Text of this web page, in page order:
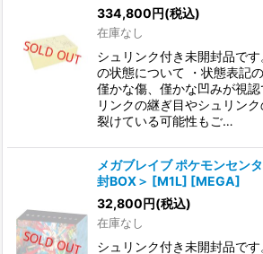
334,800円(税込)
在庫なし
シュリンク付き未開封品で
の状態について ・状態表記
僅かな傷、僅かな凹みが視認
リンクの継ぎ目やシュリン
裂けている可能性もご…
メガブレイブ ポケモンセン
封BOX＞ [M1L] [MEGA]
32,800円(税込)
在庫なし
シュリンク付き未開封品で